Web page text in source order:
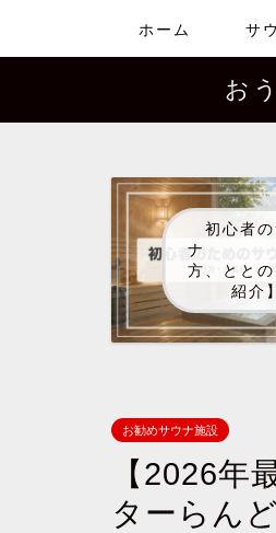
ホーム サ
お
初心者の
ナ 【
方、とと
紹介】
お勧めサウナ施設
【2026年
ターらん